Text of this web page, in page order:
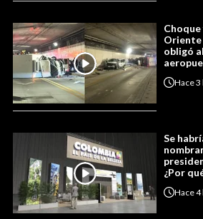
Oriente
obligó
Hace3
Se
¿Por
Hace4